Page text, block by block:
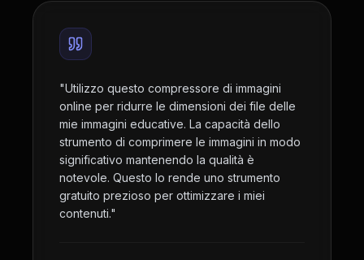
"Utilizzo questo compressore di immagini
online per ridurre le dimensioni dei file delle
mie immagini educative. La capacità dello
strumento di comprimere le immagini in modo
significativo mantenendo la qualità è
notevole. Questo lo rende uno strumento
gratuito prezioso per ottimizzare i miei
contenuti."